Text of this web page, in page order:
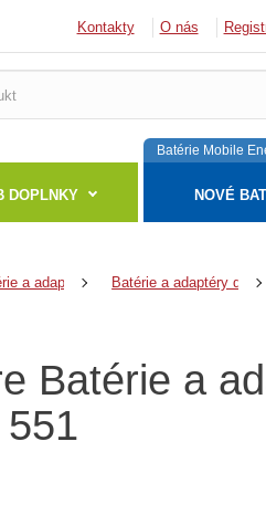
Kontakty O nás
DOPLNKY
Batérie Mobile
NOVÉ
a adaptéry Batérie a adaptéry do
Batérie a